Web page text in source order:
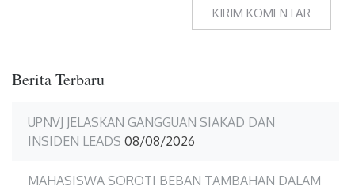
Berita Terbaru
UPNVJ JELASKAN GANGGUAN SIAKAD DAN
INSIDEN LEADS 08/08/2026
MAHASISWA SOROTI BEBAN TAMBAHAN DALAM